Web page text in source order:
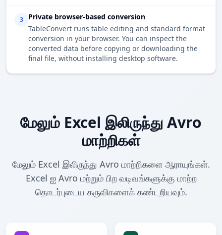
3
Private browser-based conversion
TableConvert runs table editing and standard format
conversion in your browser. You can inspect the
converted data before copying or downloading the
final file, without installing desktop software.
மேலும் Excel இலிருந்து Avro
மாற்றிகள்
மேலும் Excel இலிருந்து Avro மாற்றிகளை ஆராயுங்கள்.
Excel ஐ Avro மற்றும் பிற வடிவங்களுக்கு மாற்ற
தொடர்புடைய கருவிகளைக் கண்டறியவும்.